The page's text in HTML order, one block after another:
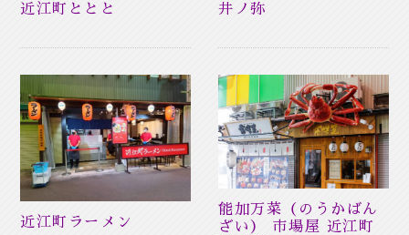
近江町ととと 井ノ弥
近江町ラーメン
能加万菜（のうかばん
ざい） 市場屋 近江町